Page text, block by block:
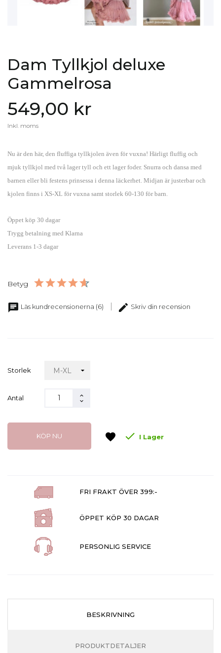
Dam Tyllkjol deluxe
Gammelrosa
549,00 kr
Inkl. moms
Nu är den här, den fluffiga tyllkjolen även för vuxna! Härligt fluffig och
mjuk tyllkjol med två lager tyll och ett lager foder. Snurra och dansa med
barnen eller bli festens prinsessa i denna läckerhet. Midjan är justerbar och
kjolen finns i XS-XL för vuxna samt storlek 60-130 för barn.
Öppet köp 30 dagar
Trygg betalning med Klarna
Leverans 1-3 dagar
Betyg
chat Läs kundrecensionerna (6) edit Skriv din recension
Storlek
Antal
KÖP NU favorite  I Lager
FRI FRAKT ÖVER 399:-
ÖPPET KÖP 30 DAGAR
PERSONLIG SERVICE
BESKRIVNING
PRODUKTDETALJER